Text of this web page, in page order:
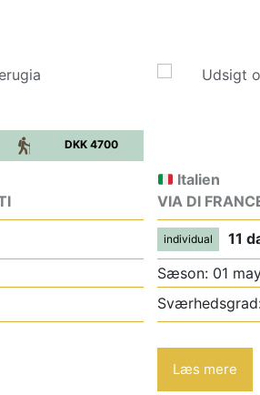
DKK 4700
Italien
VIA DI
individual
11
Sæson: 01
Læs mere